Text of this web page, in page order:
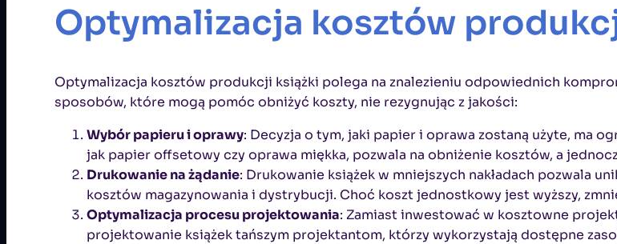
Optymalizacja kosztów
Optymalizacja kosztów produkcji książki polega na znalezieniu odpowiednich
sposobów, które mogą pomóc obniżyć koszty, nie rezygnując z jakości:
Wybór papieru i oprawy: Decyzja o tym, jaki papier i oprawa zostaną użyte, ma
jak papier offsetowy czy oprawa miękka, pozwala na obniżenie kosztów, a
Drukowanie na żądanie: Drukowanie książek w mniejszych nakładach pozwala
kosztów magazynowania i dystrybucji. Choć koszt jednostkowy jest wyższy,
Optymalizacja procesu projektowania: Zamiast inwestować w kosztowne
projektowanie książek tańszym projektantom, którzy wykorzystają dostępne